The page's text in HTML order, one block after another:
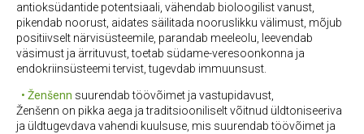
antioksüdantide potentsiaali, vähendab bioloogilist vanust,
pikendab noorust, aidates säilitada nooruslikku välimust, mõjub
positiivselt närvisüsteemile, parandab meeleolu, leevendab
väsimust ja ärrituvust, toetab südame-veresoonkonna ja
endokriinsüsteemi tervist, tugevdab immuunsust.
• Ženšenn suurendab töövõimet ja vastupidavust,
Ženšenn on pikka aega ja traditsiooniliselt võitnud üldtoniseeriva
ja üldtugevdava vahendi kuulsuse, mis suurendab töövõimet ja